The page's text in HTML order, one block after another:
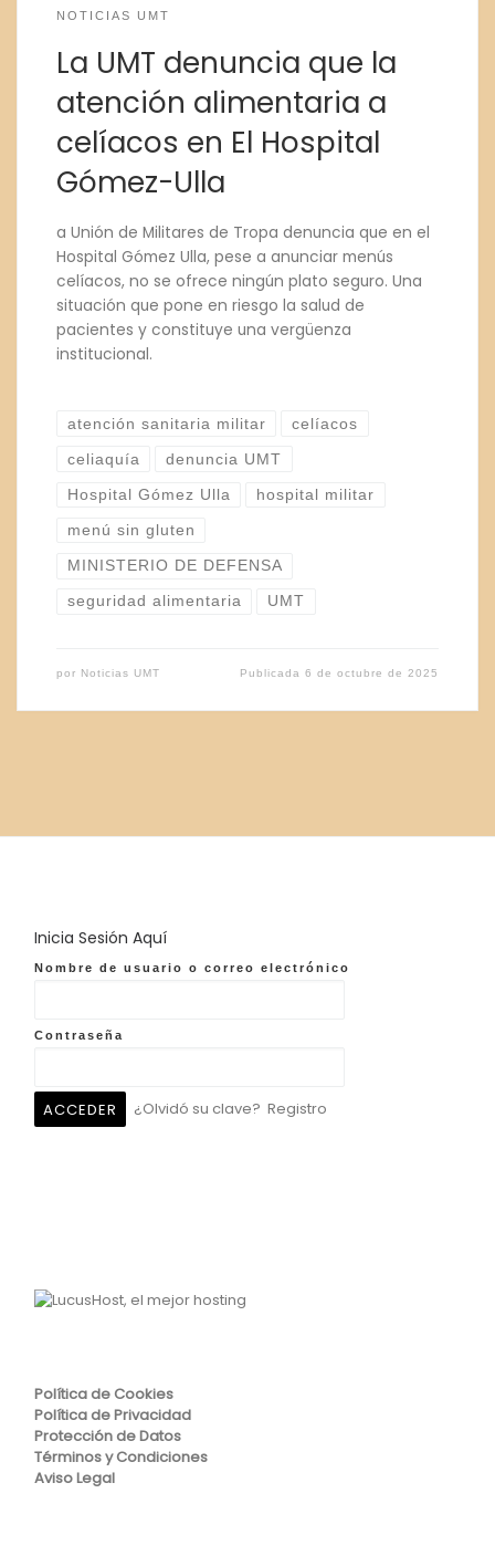
NOTICIAS UMT
La UMT denuncia que la
atención alimentaria a
celíacos en El Hospital
Gómez-Ulla
a Unión de Militares de Tropa denuncia que en el
Hospital Gómez Ulla, pese a anunciar menús
celíacos, no se ofrece ningún plato seguro. Una
situación que pone en riesgo la salud de
pacientes y constituye una vergüenza
institucional.
atención sanitaria militar celíacos
celiaquía denuncia UMT
Hospital Gómez Ulla hospital militar
menú sin gluten
MINISTERIO DE DEFENSA
seguridad alimentaria UMT
por Noticias UMT Publicada6 de octubre de 2025
Inicia Sesión Aquí
Nombre de usuario o correo electrónico
Contraseña
¿Olvidó su clave? Registro
Política de Cookies
Política de Privacidad
Protección de Datos
Términos y Condiciones
Aviso Legal